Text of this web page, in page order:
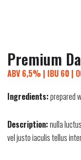
Premium
ABV 6,5% | IBU 60 |
Ingredients:prepared
Description:nulla
vel justo iaculis tellus